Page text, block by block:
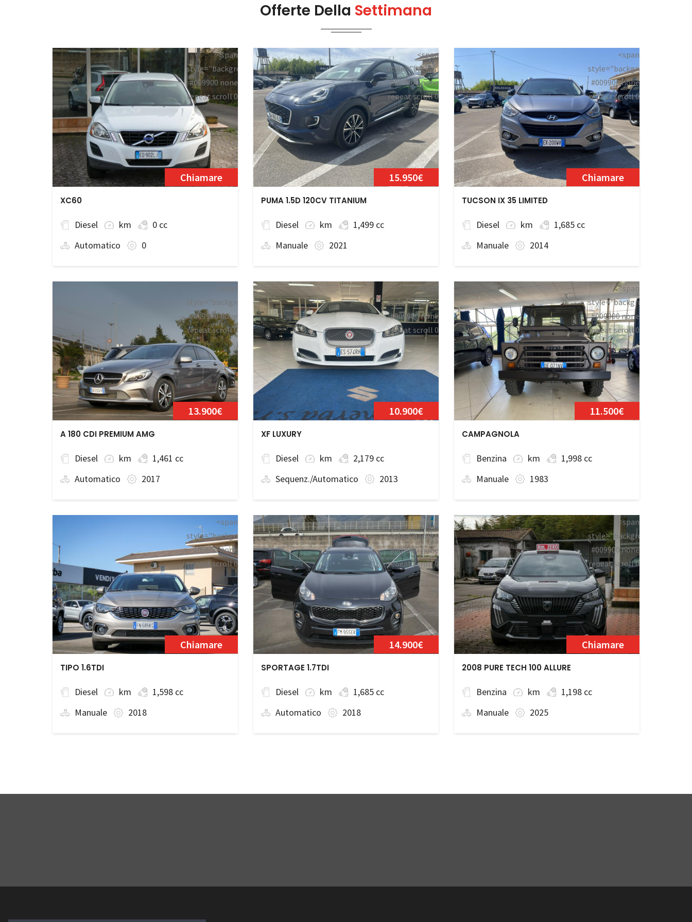
Offerte Della Settimana
<span
style="background:
#009900 none
repeat scroll 0
0;">Disponibile</span>
Chiamare
XC60
Diesel km
0 cc
Automatico
0
<span
style="background:
#009900 none
repeat scroll 0
0;">Disponibile</span>
15.950€
PUMA 1.5D 120CV TITANIUM
Diesel km
1,499 cc
Manuale
2021
<span
style="background:
#009900 none
repeat scroll 0
0;">Disponibile</span>
Chiamare
TUCSON IX 35 LIMITED
Diesel km
1,685 cc
Manuale
2014
style="background:
#009900 none
repeat scroll 0
0;">Disponibile</span>
13.900€
A 180 CDI PREMIUM AMG
Diesel km
1,461 cc
Automatico
2017
<span
style="background:
#009900 none
repeat scroll 0
0;">Disponibile</span>
10.900€
XF LUXURY
Diesel km
2,179 cc
Sequenz./Automatico
2013
<span
style="background:
#009900 none
repeat scroll 0
0;">Disponibile</span>
11.500€
CAMPAGNOLA
Benzina km
1,998 cc
Manuale
1983
<span
style="background:
#ff6600 none
repeat scroll 0
0;">Prenotata</span>
Chiamare
TIPO 1.6TDI
Diesel km
1,598 cc
Manuale
2018
<span
style="background:
#009900 none
repeat scroll 0
0;">Disponibile</span>
14.900€
SPORTAGE 1.7TDI
Diesel km
1,685 cc
Automatico
2018
<span
style="background:
#009900 none
repeat scroll 0
0;">Disponibile</span>
Chiamare
2008 PURE TECH 100 ALLURE
Benzina km
1,198 cc
Manuale
2025